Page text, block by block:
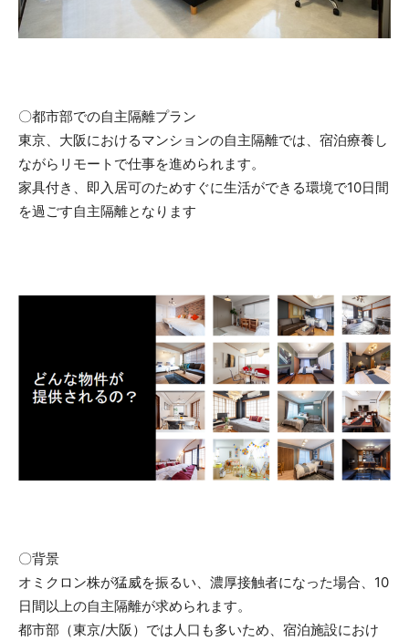
〇都市部での自主隔離プラン
東京、大阪におけるマンションの自主隔離では、宿泊療養し
ながらリモートで仕事を進められます。
家具付き、即入居可のためすぐに生活ができる環境で10日間
を過ごす自主隔離となります
〇背景
オミクロン株が猛威を振るい、濃厚接触者になった場合、10
日間以上の自主隔離が求められます。
都市部（東京/大阪）では人口も多いため、宿泊施設におけ